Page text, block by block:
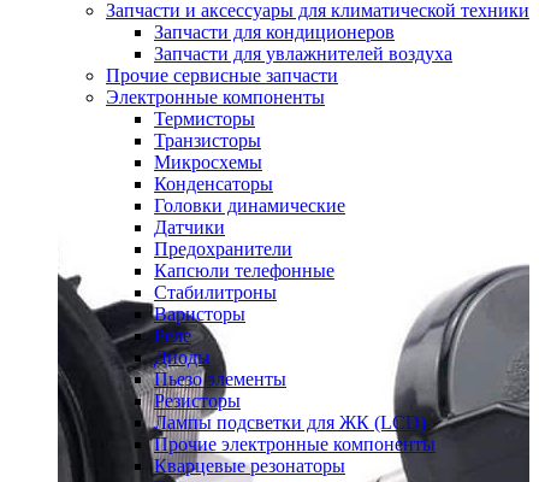
Запчасти и аксессуары для климатической техники
Запчасти для кондиционеров
Запчасти для увлажнителей воздуха
Прочие сервисные запчасти
Электронные компоненты
Термисторы
Транзисторы
Микросхемы
Конденсаторы
Головки динамические
Датчики
Предохранители
Капсюли телефонные
Стабилитроны
Варисторы
Реле
Диоды
Пьезо элементы
Резисторы
Лампы подсветки для ЖК (LCD)
Прочие электронные компоненты
Кварцевые резонаторы